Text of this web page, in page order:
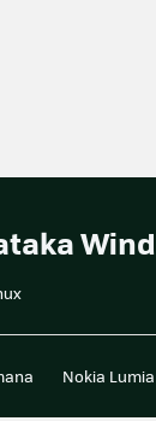
Nokia